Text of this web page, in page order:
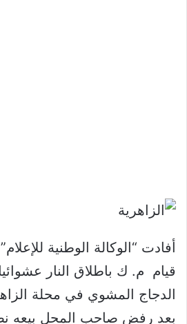
أفادت “الوكالة الوطنية
قيام م. ك باطلاق النار
الدجاج المشوي في محلة
بعد رفض صاحب المحل بيعه